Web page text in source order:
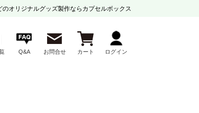
のオリジナルグッズ製作ならカプセルボックス
Q&A お問合せ カート ログイン